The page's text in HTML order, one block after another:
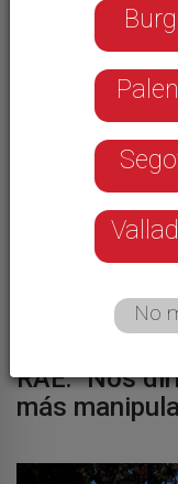
Sus últimas
RAE: "Nos
más
No